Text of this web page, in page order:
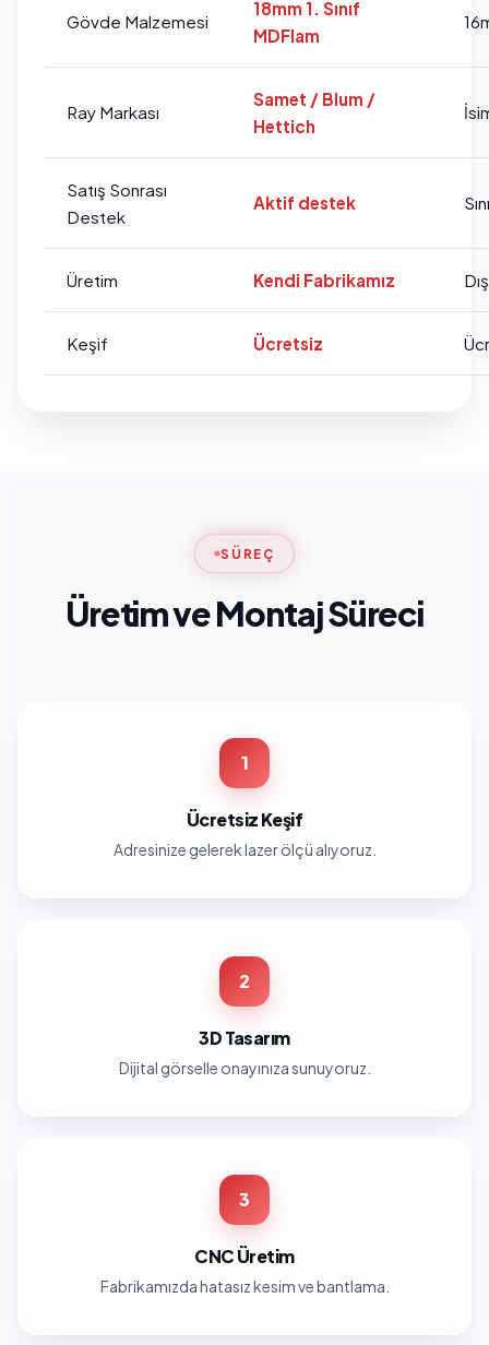
Gövde Malzemesi
18mm 1. Sınıf
MDFlam
Ray Markası
Samet / Blum /
Hettich
Satış Sonrası
Destek
Aktif destek
Üretim Kendi Fabrikamız
Keşif Ücretsiz
SÜREÇ
Üretim ve Montaj Süreci
1
Ücretsiz Keşif
Adresinize gelerek lazer ölçü alıyoruz.
2
3D Tasarım
Dijital görselle onayınıza sunuyoruz.
3
CNC Üretim
Fabrikamızda hatasız kesim ve bantlama.